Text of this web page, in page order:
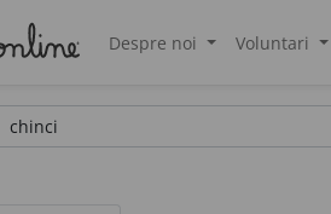
Despre noi Voluntari